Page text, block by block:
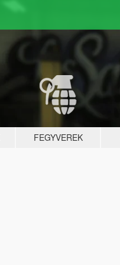
FEGYVEREK